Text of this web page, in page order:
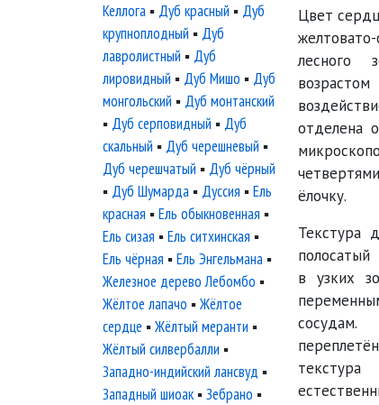
Цвет
лесного
отделена
ёлочку.
Текстура
в узких
Келлога ▪ Дуб красный ▪ Дуб
крупноплодный ▪ Дуб
лавролистный ▪ Дуб
лировидный ▪ Дуб Мишо ▪ Дуб
монгольский ▪ Дуб монтанский
▪ Дуб серповидный ▪ Дуб
скальный ▪ Дуб черешневый ▪
Дуб черешчатый ▪ Дуб чёрный
▪ Дуб Шумарда ▪ Дуссия ▪Ель
красная ▪Ель обыкновенная ▪
Ель сизая ▪Ель ситхинская ▪
Ель чёрная ▪Ель Энгельмана ▪
Железное дерево Лебомбо ▪
Жёлтое лапачо ▪Жёлтое
сердце ▪Жёлтый меранти ▪
Жёлтый силвербалли ▪
Западно-индийский лансвуд ▪
Западный шиоак ▪Зебрано ▪